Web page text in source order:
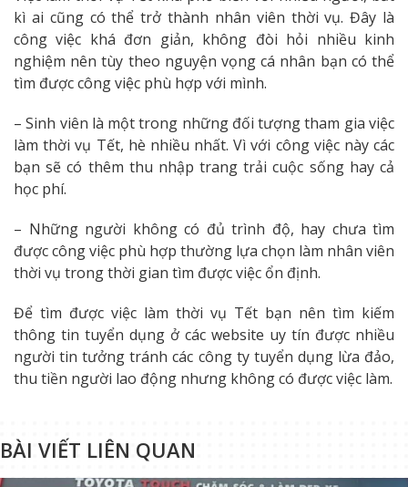
kì ai cũng có thể trở thành nhân viên thời vụ. Đây là
công việc khá đơn giản, không đòi hỏi nhiều kinh
nghiệm nên tùy theo nguyện vọng cá nhân bạn có thể
tìm được công việc phù hợp với mình.
– Sinh viên là một trong những đối tượng tham gia việc
làm thời vụ Tết, hè nhiều nhất. Vì với công việc này các
bạn sẽ có thêm thu nhập trang trải cuộc sống hay cả
học phí.
– Những người không có đủ trình độ, hay chưa tìm
được công việc phù hợp thường lựa chọn làm nhân viên
thời vụ trong thời gian tìm được việc ổn định.
Để tìm được việc làm thời vụ Tết bạn nên tìm kiếm
thông tin tuyển dụng ở các website uy tín được nhiều
người tin tưởng tránh các công ty tuyển dụng lừa đảo,
thu tiền người lao động nhưng không có được việc làm.
BÀI VIẾT LIÊN QUAN